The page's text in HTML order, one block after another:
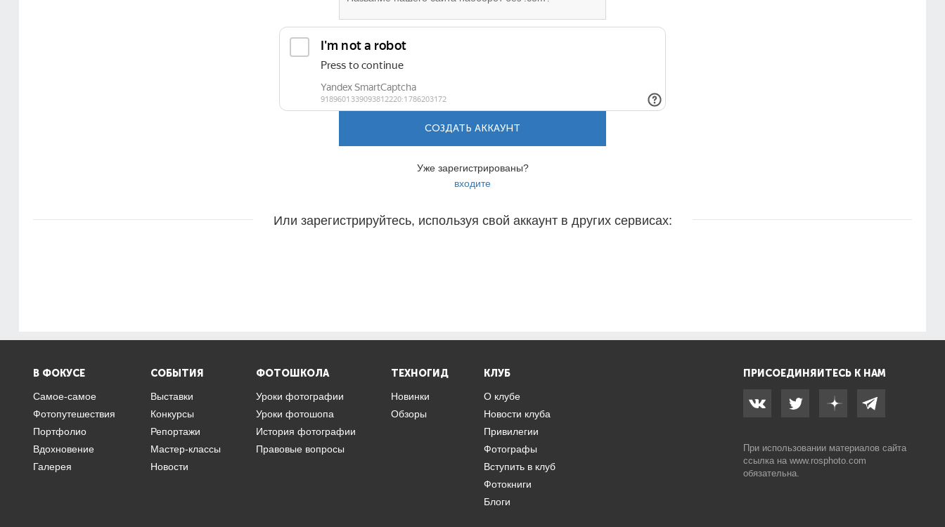
СОЗДАТЬ АККАУНТ
Уже зарегистрированы?
входите
Или зарегистрируйтесь, используя свой аккаунт в других сервисах:
В ФОКУСЕ
Самое-самое
Фотопутешествия
Портфолио
Вдохновение
Галерея
СОБЫТИЯ
Выставки
Конкурсы
Репортажи
Мастер-классы
Новости
ФОТОШКОЛА
Уроки фотографии
Уроки фотошопа
История фотографии
Правовые вопросы
ТЕХНОГИД
Новинки
Обзоры
КЛУБ
О клубе
Новости клуба
Привилегии
Фотографы
Вступить в клуб
Фотокниги
Блоги
ПРИСОЕДИНЯЙТЕСЬ К НАМ
При использовании материалов сайта
ссылка на www.rosphoto.com
обязательна.